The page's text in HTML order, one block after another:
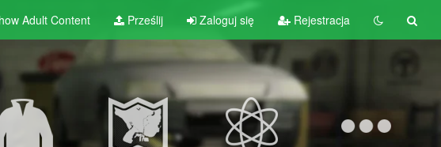
AdultContent Prześlij Zaloguj się Rejestracja